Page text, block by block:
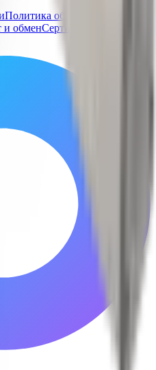
Политика обработки
и обменСертификаты